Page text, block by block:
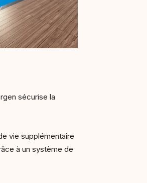
sécurise la
vie supplémentaire
à un système de